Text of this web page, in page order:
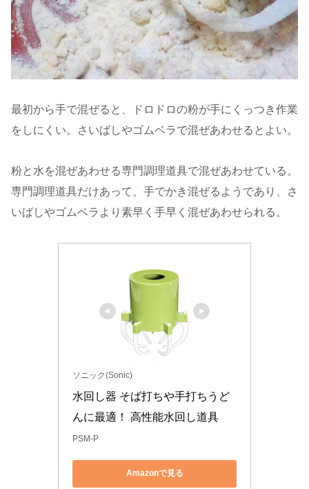
最初から手で混ぜると、ドロドロの粉が手にくっつき作業
をしにくい。さいばしやゴムベラで混ぜあわせるとよい。
粉と水を混ぜあわせる専門調理道具で混ぜあわせている。
専門調理道具だけあって、手でかき混ぜるようであり、さ
いばしやゴムベラより素早く手早く混ぜあわせられる。
ソニック(Sonic)
水回し器 そば打ちや手打ちうど
んに最適！ 高性能水回し道具
PSM-P
Amazonで見る